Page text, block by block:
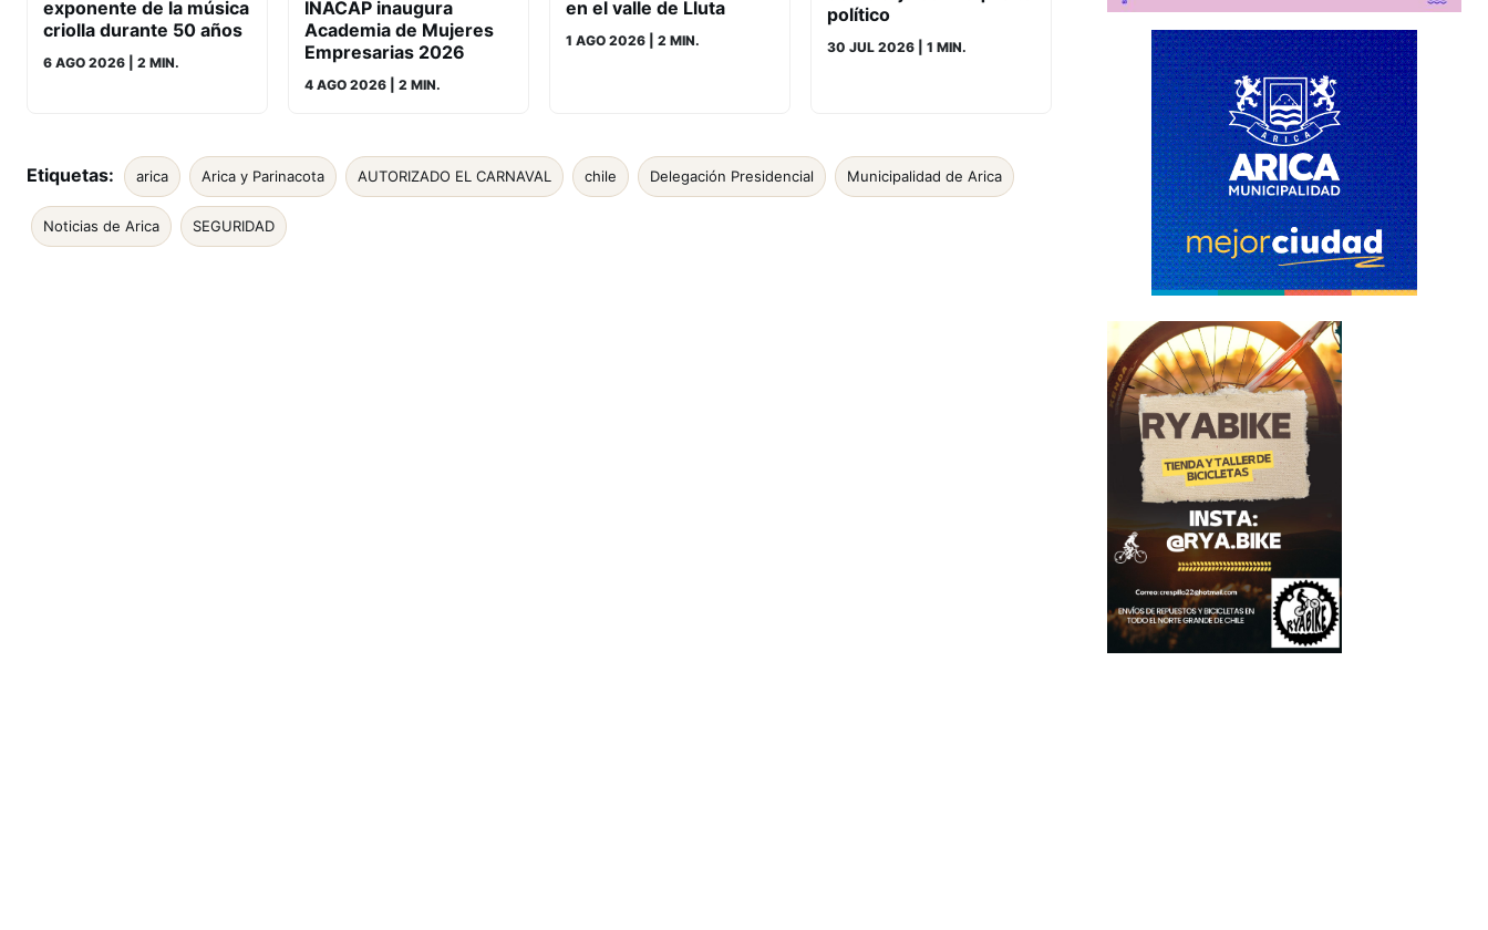
exponente de la música
criolla durante 50 años
6 AGO 2026 | 2 MIN.
INACAP inaugura
Academia de Mujeres
Empresarias 2026
4 AGO 2026 | 2 MIN.
en el valle de Lluta
1 AGO 2026 | 2 MIN.
político
30 JUL 2026 | 1 MIN.
Etiquetas: arica Arica y Parinacota AUTORIZADO EL CARNAVAL chile Delegación Presidencial Municipalidad de Arica
Noticias de Arica SEGURIDAD